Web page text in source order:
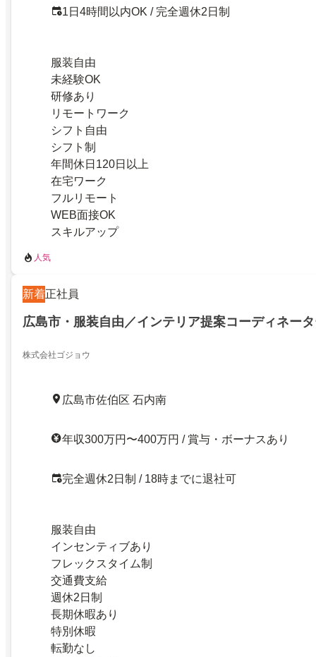
1日4時間以内OK / 完全週休2日制
服装自由
未経験OK
研修あり
リモートワーク
シフト自由
シフト制
年間休日120日以上
在宅ワーク
フルリモート
WEB面接OK
スキルアップ
人気
新着正社員
広島市・服装自由／インテリア提案コーディネー
株式会社ゴジョウ
広島市佐伯区 石内南
年収300万円〜400万円 / 賞与・ボーナスあり
完全週休2日制 / 18時までに退社可
服装自由
インセンティブあり
フレックスタイム制
交通費支給
週休2日制
長期休暇あり
特別休暇
転勤なし